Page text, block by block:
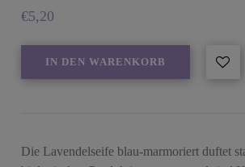
€5,20
IN DEN WARENKORB
Die Lavendelseife blau-marmoriert duftet